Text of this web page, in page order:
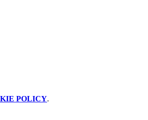
POLICY.